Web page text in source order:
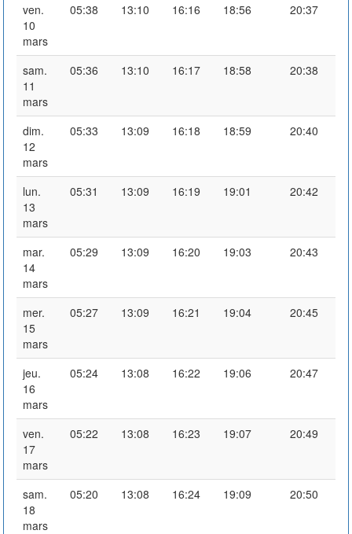
ven.
10
mars
05:38 13:10 16:16 18:56 20:37
sam.
11
mars
05:36 13:10 16:17 18:58 20:38
dim.
12
mars
05:33 13:09 16:18 18:59 20:40
lun.
13
mars
05:31 13:09 16:19 19:01 20:42
mar.
14
mars
05:29 13:09 16:20 19:03 20:43
mer.
15
mars
05:27 13:09 16:21 19:04 20:45
jeu.
16
mars
05:24 13:08 16:22 19:06 20:47
ven.
17
mars
05:22 13:08 16:23 19:07 20:49
sam.
18
mars
05:20 13:08 16:24 19:09 20:50